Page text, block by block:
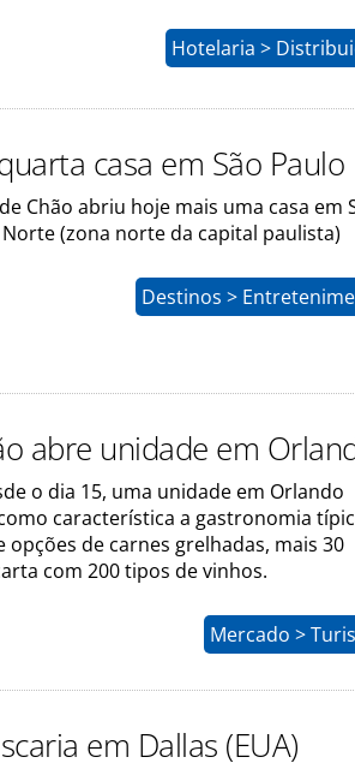
Hotelaria >
casa em São Paulo
Chão abriu hoje mais uma casa em
(zona norte da capital paulista)
Destinos >
abre unidade em
o dia 15, uma unidade em Orlando
característica a gastronomia
de carnes grelhadas, mais 30
com 200 tipos de vinhos.
Mercado >
em Dallas (EUA)